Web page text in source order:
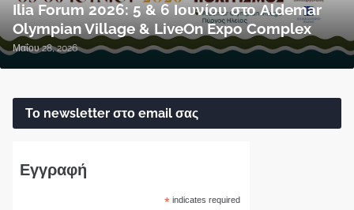
Ilia Forum 2026: 5 & 6 Ιουνίου στο Aldemar
Olympian Village & LiveOn Expo Complex
Μαΐου 28, 2026
Το newsletter στο email σας
Εγγραφή
* indicates required